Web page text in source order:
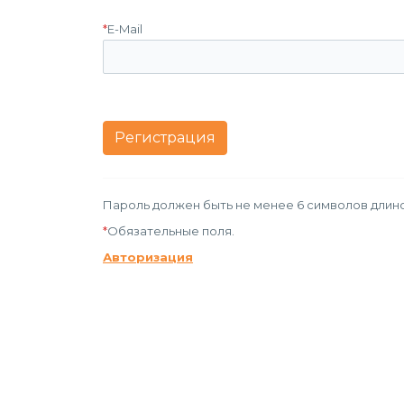
*E-Mail
Пароль должен быть не менее 6 символов
*Обязательные поля.
Авторизация